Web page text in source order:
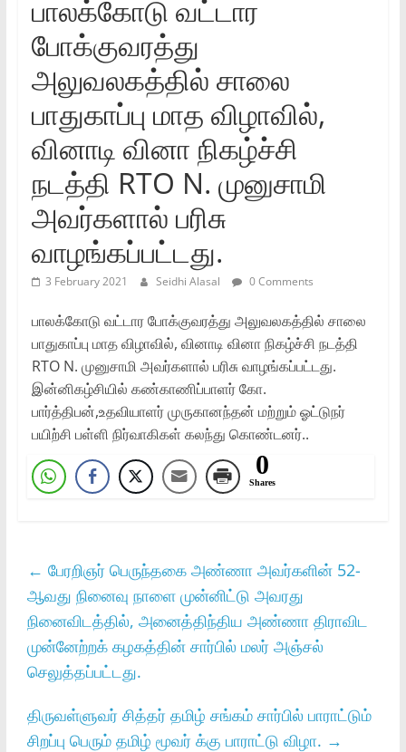
பாலக்கோடு வட்டார
போக்குவரத்து
அலுவலகத்தில் சாலை
பாதுகாப்பு மாத விழாவில்,
வினாடி வினா நிகழ்ச்சி
நடத்தி RTO N. முனுசாமி
அவர்களால் பரிசு
வாழங்கப்பட்டது.
3 February 2021 Seidhi Alasal 0 Comments
பாலக்கோடு வட்டார போக்குவரத்து அலுவலகத்தில் சாலை
பாதுகாப்பு மாத விழாவில், வினாடி வினா நிகழ்ச்சி நடத்தி
RTO N. முனுசாமி அவர்களால் பரிசு வாழங்கப்பட்டது.
இன்னிகழ்சியில் கண்காணிப்பாளர் கோ.
பார்த்திபன்,உதவியாளர் முருகானந்தன் மற்றும் ஓட்டுநர்
பயிற்சி பள்ளி நிர்வாகிகள் கலந்து கொண்டனர்..
0
Shares
← பேரறிஞர்‌ பெருந்தகை அண்ணா அவர்களின்‌ 52-
ஆவது நினைவு நாளை முன்னிட்டு அவரது
நினைவிடத்தில்‌, அனைத்திந்திய அண்ணா திராவிட
முன்னேற்றக்‌ கழகத்தின்‌ சார்பில்‌ மலர்‌ அஞ்சல்‌
செலுத்தப்பட்டது.
திருவள்ளுவர் சித்தர் தமிழ் சங்கம் சார்பில் பாராட்டும்
சிறப்பு பெரும் தமிழ் மூவர் க்கு பாராட்டு விழா. →